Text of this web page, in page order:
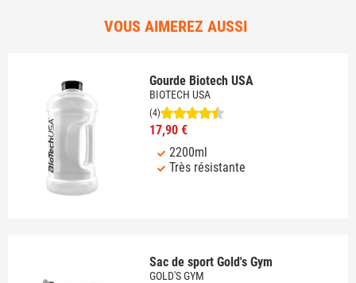
VOUS AIMEREZ AUSSI
Gourde Biotech USA
BIOTECH USA
(4)
17,90 €
2200ml
Très résistante
Sac de sport Gold's Gym
GOLD'S GYM